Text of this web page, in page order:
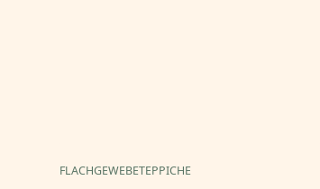
FLACHGEWEBETEPPICHE